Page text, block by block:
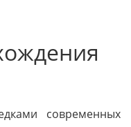
современных